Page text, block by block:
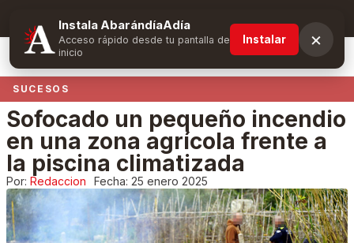
Suscríbete y obtén ventajas exclusivas
SUCESOS
Sofocado un pequeño incendio
en una zona agrícola frente a
la piscina climatizada
Por: Redaccion Fecha: 25 enero 2025
Instala AbarándíaAdía
Acceso rápido desde tu pantalla de
inicio
Instalar ×